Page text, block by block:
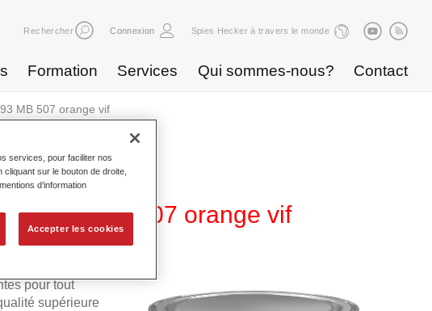
Rechercher Connexion Spies Hecker à travers le monde
Formation Services Qui sommes-nous? Contact
MB 507 orange vif
293 MB 507 orange vif
pour tout
supérieure
services, pour faciliter nos
sur le bouton de droite,
d’information
Accepter les cookies